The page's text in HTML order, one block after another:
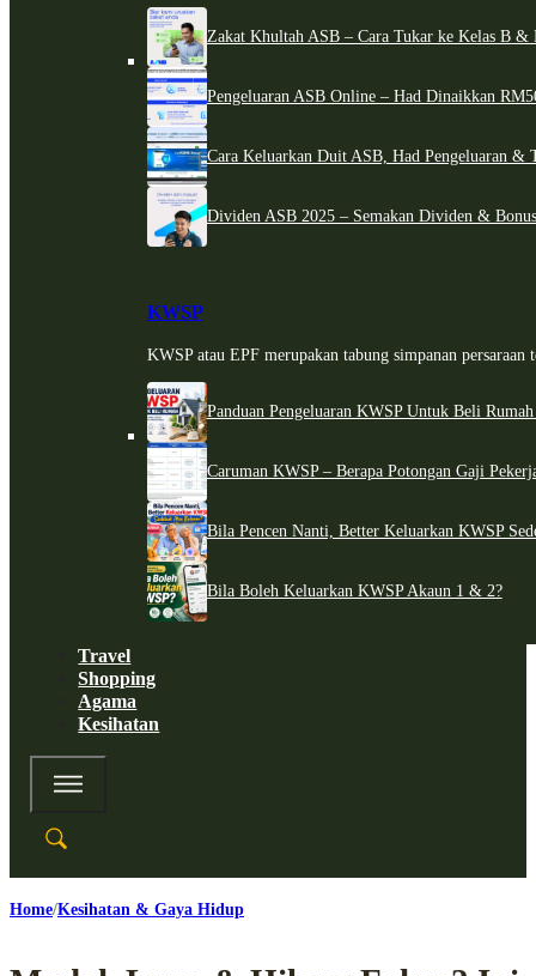
Zakat Khultah ASB – Cara Tukar ke Kelas B &
Pengeluaran ASB Online – Had Dinaikkan
Cara Keluarkan Duit ASB, Had Pengeluaran &
Dividen ASB 2025 – Semakan Dividen &
KWSP
KWSP atau EPF merupakan tabung simpanan persaraan
Panduan Pengeluaran KWSP Untuk Beli
Caruman KWSP – Berapa Potongan Gaji
Bila Pencen Nanti, Better Keluarkan KWSP
Bila Boleh Keluarkan KWSP Akaun 1 & 2?
Travel
Shopping
Agama
Kesihatan
Home Kesihatan & Gaya Hidup